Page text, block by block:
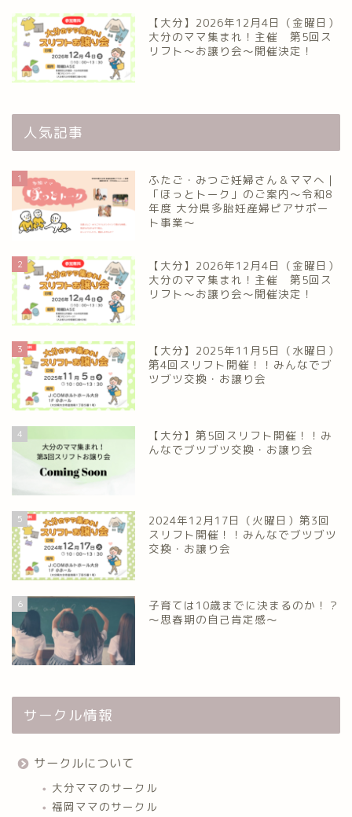
【大分】2026年12月4日（金曜日）
大分のママ集まれ！主催 第5回ス
リフト〜お譲り会〜開催決定！
人気記事
1
ふたご・みつご妊婦さん＆ママへ｜
「ほっとトーク」のご案内～令和8
年度 大分県多胎妊産婦ピアサポー
ト事業～
2
【大分】2026年12月4日（金曜日）
大分のママ集まれ！主催 第5回ス
リフト〜お譲り会〜開催決定！
3
【大分】2025年11月5日（水曜日）
第4回スリフト開催！！みんなでブ
ツブツ交換・お譲り会
4
【大分】第5回スリフト開催！！み
んなでブツブツ交換・お譲り会
5
2024年12月17日（火曜日）第3回
スリフト開催！！みんなでブツブツ
交換・お譲り会
6
子育ては10歳までに決まるのか！？
～思春期の自己肯定感～
サークル情報
サークルについて
大分ママのサークル
福岡ママのサークル